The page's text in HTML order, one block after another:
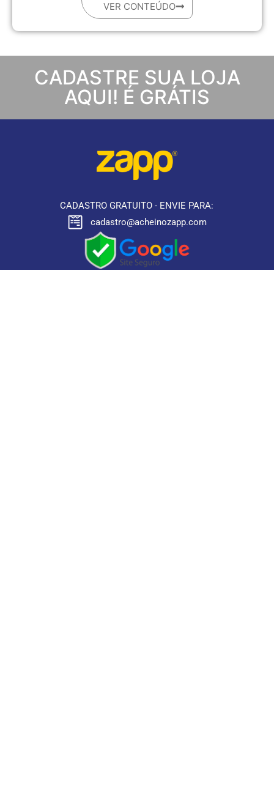
VER CONTEÚDO
CADASTRE SUA LOJA
AQUI! É GRÁTIS
CADASTRO GRATUITO - ENVIE PARA:
cadastro@acheinozapp.com